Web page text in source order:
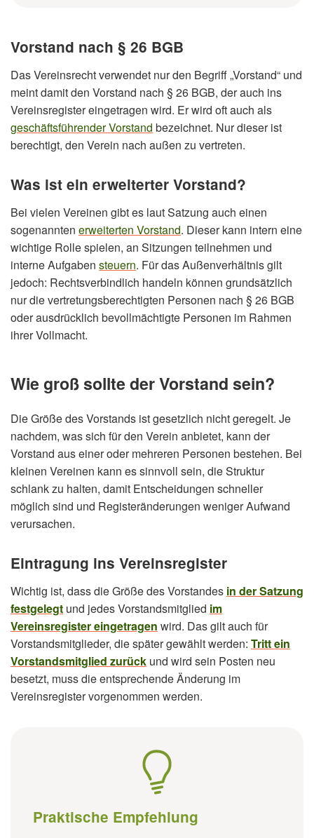
Vorstand nach § 26 BGB
Das Vereinsrecht verwendet nur den Begriff „Vorstand“ und
meint damit den Vorstand nach § 26 BGB, der auch ins
Vereinsregister eingetragen wird. Er wird oft auch als
geschäftsführender Vorstand bezeichnet. Nur dieser ist
berechtigt, den Verein nach außen zu vertreten.
Was ist ein erweiterter Vorstand?
Bei vielen Vereinen gibt es laut Satzung auch einen
sogenannten erweiterten Vorstand. Dieser kann intern eine
wichtige Rolle spielen, an Sitzungen teilnehmen und
interne Aufgaben steuern. Für das Außenverhältnis gilt
jedoch: Rechtsverbindlich handeln können grundsätzlich
nur die vertretungsberechtigten Personen nach § 26 BGB
oder ausdrücklich bevollmächtigte Personen im Rahmen
ihrer Vollmacht.
Wie groß sollte der Vorstand sein?
Die Größe des Vorstands ist gesetzlich nicht geregelt. Je
nachdem, was sich für den Verein anbietet, kann der
Vorstand aus einer oder mehreren Personen bestehen. Bei
kleinen Vereinen kann es sinnvoll sein, die Struktur
schlank zu halten, damit Entscheidungen schneller
möglich sind und Registeränderungen weniger Aufwand
verursachen.
Eintragung ins Vereinsregister
Wichtig ist, dass die Größe des Vorstandes in der Satzung
festgelegt und jedes Vorstandsmitglied im
Vereinsregister eingetragen wird. Das gilt auch für
Vorstandsmitglieder, die später gewählt werden: Tritt ein
Vorstandsmitglied zurück und wird sein Posten neu
besetzt, muss die entsprechende Änderung im
Vereinsregister vorgenommen werden.
Praktische Empfehlung